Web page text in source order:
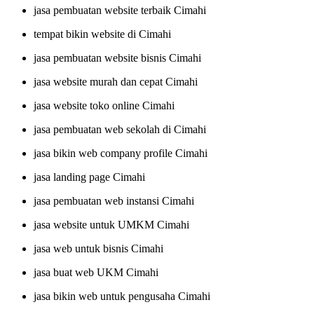
jasa pembuatan website terbaik Cimahi
tempat bikin website di Cimahi
jasa pembuatan website bisnis Cimahi
jasa website murah dan cepat Cimahi
jasa website toko online Cimahi
jasa pembuatan web sekolah di Cimahi
jasa bikin web company profile Cimahi
jasa landing page Cimahi
jasa pembuatan web instansi Cimahi
jasa website untuk UMKM Cimahi
jasa web untuk bisnis Cimahi
jasa buat web UKM Cimahi
jasa bikin web untuk pengusaha Cimahi